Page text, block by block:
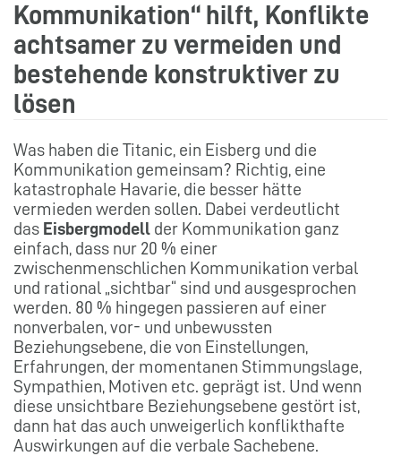
Kommunikation“ hilft, Konflikte
achtsamer zu vermeiden und
bestehende konstruktiver zu
lösen
Was haben die Titanic, ein Eisberg und die
Kommunikation gemeinsam? Richtig, eine
katastrophale Havarie, die besser hätte
vermieden werden sollen. Dabei verdeutlicht
das Eisbergmodell der Kommunikation ganz
einfach, dass nur 20 % einer
zwischenmenschlichen Kommunikation verbal
und rational „sichtbar“ sind und ausgesprochen
werden. 80 % hingegen passieren auf einer
nonverbalen, vor- und unbewussten
Beziehungsebene, die von Einstellungen,
Erfahrungen, der momentanen Stimmungslage,
Sympathien, Motiven etc. geprägt ist. Und wenn
diese unsichtbare Beziehungsebene gestört ist,
dann hat das auch unweigerlich konflikthafte
Auswirkungen auf die verbale Sachebene.